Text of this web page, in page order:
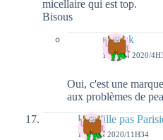
micellaire qui est top.
Bisous
natieak
13 JUIN 2020/
Oui, c'est une
aux problèmes de
Une fille pas
12 JUIN 2020/11H34